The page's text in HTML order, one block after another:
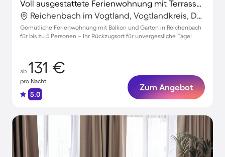
Voll ausgestattete Ferienwohnung mit Terrasse, schnellem Internet und Grill | Stadtblick | Perfekt für die Arbeit von Zuhause
Reichenbach im Vogtland, Vogtlandkreis, Deutschland
Gemütliche Ferienwohnung mit Balkon und Garten in Reichenbach
für bis zu 5 Personen – Ihr Rückzugsort für unvergessliche Tage!
ab 131 €
pro Nacht
5.0
Zum Angebot